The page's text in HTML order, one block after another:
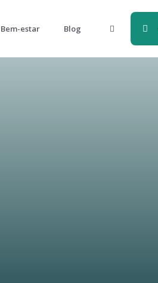
Bem-estar Blog